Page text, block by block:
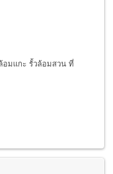
อมแกะ รั้วล้อมสวน ที่